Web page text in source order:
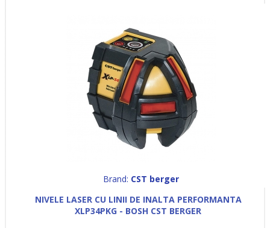
Brand: CST berger
NIVELE LASER CU LINII DE INALTA PERFORMANTA
XLP34PKG - BOSH CST BERGER